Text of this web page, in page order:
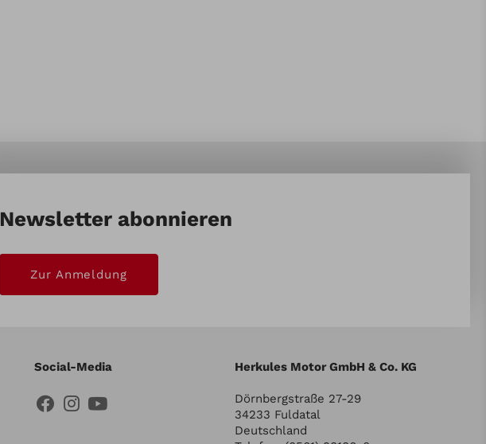
Newsletter abonnieren
Zur Anmeldung
Social-Media Herkules Motor GmbH & Co. KG
Dörnbergstraße 27-29
34233 Fuldatal
Deutschland